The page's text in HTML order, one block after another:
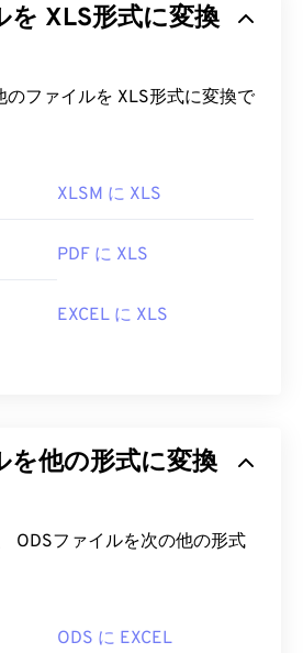
を XLS形式に変換
のファイルを XLS形式に変換で
XLSM に XLS
PDF に XLS
EXCEL に XLS
を他の形式に変換
ODS に EXCEL